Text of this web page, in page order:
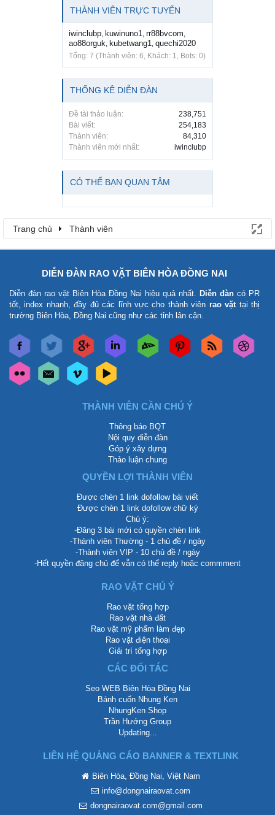
THÀNH VIÊN TRỰC TUYẾN
iwinclubp, kuwinuno1, rr88bvcom,
ao88orguk, kubetwang1, quechi2020
Tổng: 7 (Thành viên: 6, Khách: 1, Bots: 0)
THỐNG KÊ DIỄN ĐÀN
Đề tài thảo luận:
238,751
Bài viết:
254,183
Thành viên:
84,310
Thành viên mới nhất:
iwinclubp
CÓ THỂ BẠN QUAN TÂM
Trang chủ Thành viên
DIỄN ĐÀN RAO VẶT BIÊN HÒA ĐỒNG NAI
Diễn đàn rao vặt Biên Hòa Đồng Nai hiệu quả nhất. Diễn đàn có PR
tốt, index nhanh, đầy đủ các lĩnh vực cho thành viên rao vặttại thị
trường Biên Hòa, Đồng Nai cũng như các tỉnh lân cận.
THÀNH VIÊN CẦN CHÚ Ý
Thông báo BQT
Nội quy diễn đàn
Góp ý xây dựng
Thảo luận chung
QUYỀN LỢI THÀNH VIÊN
Được chèn 1 link dofollow bài viết
Được chèn 1 link dofollow chữ ký
Chú ý:
-Đăng 3 bài mới có quyền chèn link
-Thành viên Thường - 1 chủ đề / ngày
-Thành viên VIP - 10 chủ đề / ngày
-Hết quyền đăng chủ để vẫn có thể reply hoặc commment
RAO VẶT CHÚ Ý
Rao vặt tổng hợp
Rao vặt nhà đất
Rao vặt mỹ phẩm làm đẹp
Rao vặt điện thoại
Giải trí tổng hợp
CÁC ĐỐI TÁC
Seo WEB Biên Hòa Đồng Nai
Bánh cuốn Nhung Ken
NhungKen Shop
Trần Hướng Group
Updating...
LIÊN HỆ QUẢNG CÁO BANNER & TEXTLINK
Biên Hòa, Đồng Nai, Việt Nam
info@dongnairaovat.com
dongnairaovat.com@gmail.com